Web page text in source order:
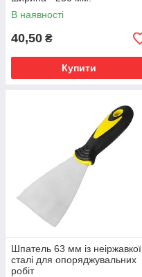
В наявності
40,50 ₴
Купити
Шпатель 63 мм із неіржавкої
сталі для опоряджувальних
робіт